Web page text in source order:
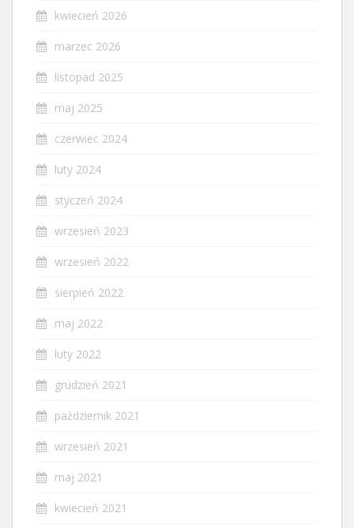
kwiecień 2026
marzec 2026
listopad 2025
maj 2025
czerwiec 2024
luty 2024
styczeń 2024
wrzesień 2023
wrzesień 2022
sierpień 2022
maj 2022
luty 2022
grudzień 2021
październik 2021
wrzesień 2021
maj 2021
kwiecień 2021